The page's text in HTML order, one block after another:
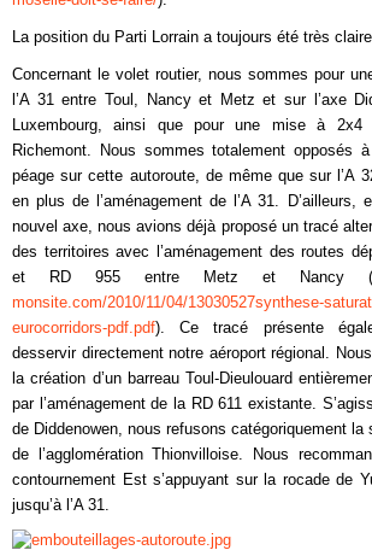
La position du Parti Lorrain a toujours été très
Concernant le volet routier, nous sommes pour
l’A 31 entre Toul, Nancy et Metz et sur l’axe
Luxembourg, ainsi que pour une mise à
Richemont. Nous sommes totalement opposés
péage sur cette autoroute, de même que sur l’A
en plus de l’aménagement de l’A 31. D’ailleurs,
nouvel axe, nous avions déjà proposé un tracé
des territoires avec l’aménagement des routes
et RD 955 entre Metz et
monsite.com/2010/11/04/13030527synthese-
eurocorridors-pdf.pdf). Ce tracé présente
desservir directement notre aéroport régional.
la création d’un barreau Toul-Dieulouard
par l’aménagement de la RD 611 existante.
de Diddenowen, nous refusons catégoriquement la
de l’agglomération Thionvilloise. Nous
contournement Est s’appuyant sur la rocade de
jusqu’à l’A 31.